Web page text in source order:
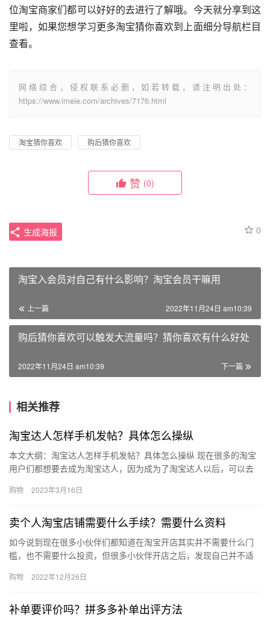
位淘宝商家们都可以好好的去进行了解哦。今天就分享到这
里啦，如果您想学习更多淘宝猜你喜欢到上面细分导航栏目
查看。
网络综合，侵权联系必删，如若转载，请注明出处：
https://www.imeie.com/archives/7176.html
淘宝猜你喜欢 购后猜你喜欢
赞 (0)
0
生成海报
淘宝入会员对自己有什么影响？淘宝会员干嘛用
上一篇 2022年11月24日 am10:39
购后猜你喜欢可以触发大流量吗？猜你喜欢有什么好处
下一篇
2022年11月24日 am10:39
相关推荐
淘宝达人怎样手机发帖？具体怎么操纵
本文大纲：淘宝达人怎样手机发帖？具体怎么操纵 现在很多的淘宝
用户们都想要去成为淘宝达人，因为成为了淘宝达人以后，可以去
怎么…
购物 2023年3月16日
卖个人淘宝店铺需要什么手续？需要什么资料
如今说到现在很多小伙伴们都知道在淘宝开店其实并不需要什么门
槛，也不需要什么投资，但很多小伙伴开店之后，发现自己并不适
续？需…
购物 2022年12月26日
补单要评价吗？拼多多补单出评方法